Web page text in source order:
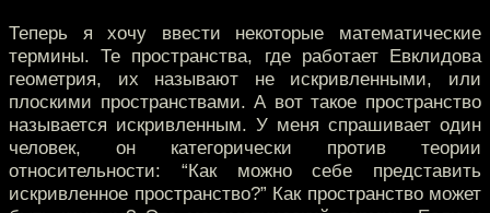
Теперь я хочу ввести некоторые математические
термины. Те пространства, где работает Евклидова
геометрия, их называют не искривленными, или
плоскими пространствами. А вот такое пространство
называется искривленным. У меня спрашивает один
человек, он категорически против теории
относительности: “Как можно себе представить
искривленное пространство?” Как пространство может